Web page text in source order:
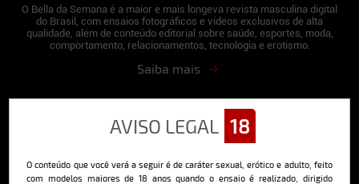
AVISO LEGAL 18
O conteúdo que você verá a seguir é de caráter sexual, erótico e adulto, feito
com modelos maiores de 18 anos quando o ensaio é realizado, dirigido
O Bella da Semana é a maior e mais longeva revista masculina digital
do Brasil, com ensaios fotográficos e vídeos exclusivos de alta
qualidade, além de conteúdo editorial sobre saúde, esportes, moda,
comportamento, relacionamentos, tecnologia e erotismo.
Saiba mais
Cadastre-se e receba a mais
deliciosa newsletter da internet